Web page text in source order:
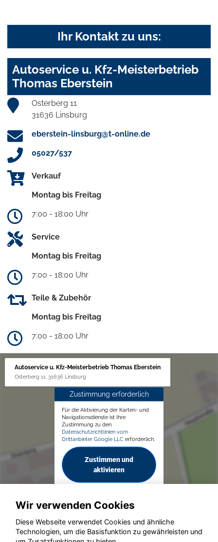
Ihr Kontakt zu uns:
Autoservice u. Kfz-Meisterbetrieb
Thomas Eberstein
Osterberg 11
31636 Linsburg
eberstein-linsburg@t-online.de
05027/537
Verkauf
Montag bis Freitag
7:00 - 18:00 Uhr
Service
Montag bis Freitag
7:00 - 18:00 Uhr
Teile & Zubehör
Montag bis Freitag
7:00 - 18:00 Uhr
Autoservice u. Kfz-Meisterbetrieb Thomas Eberstein
Osterberg 11, 31636 Linsburg
Zustimmung erforderlich
Für die Aktivierung der Karten- und
Navigationsdienste ist Ihre
Zustimmung zu den
Datenschutzrichtlinien vom
Drittanbieter Google LLC erforderlich.
Zustimmen und
aktivieren
Wir verwenden Cookies
Diese Webseite verwendet Cookies und ähnliche
Technologien, um die Basisfunktion zu gewährleisten und